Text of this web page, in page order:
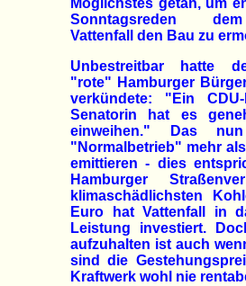
Möglichstes getan, um
Sonntagsreden
Vattenfall den Bau zu
Unbestreitbar hatte
"rote" Hamburger
verkündete: "Ein
Senatorin hat es
einweihen." Das
"Normalbetrieb" mehr
emittieren - dies
Hamburger
klimaschädlichsten
Euro hat Vattenfall in
Leistung investiert.
aufzuhalten ist auch
sind die
Kraftwerk wohl nie